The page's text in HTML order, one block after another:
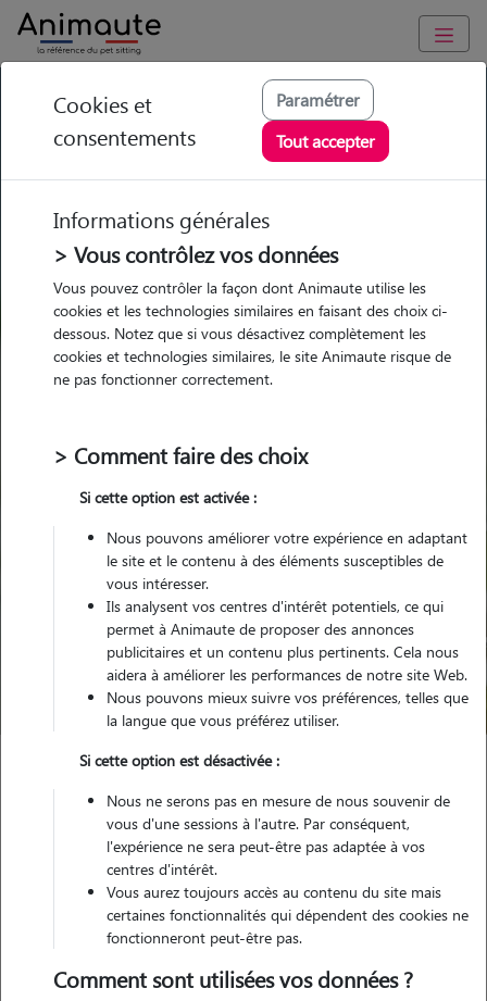
GARDE ANIMAUX à Le Plessis-Bouchard : Garde chien et chat
en famille ou à domicile, visites et promenades
Trouvez une garde animaux à
Le Plessis-Bouchard
Parmi nos 63 pet-sitters à Le
Plessis-Bouchard
Pour quel animal ?
Trouver mon Pet Sitter
Le Plessis-Bouchard
Nos familles d'accueil à Le Plessis-
Bouchard (95130)
Cookies et
consentements
Paramétrer
Tout accepter
Informations générales
> Vous contrôlez vos données
Vous pouvez contrôler la façon dont Animaute utilise les
cookies et les technologies similaires en faisant des choix ci-
dessous. Notez que si vous désactivez complètement les
cookies et technologies similaires, le site Animaute risque de
ne pas fonctionner correctement.
> Comment faire des choix
Si cette option est activée :
Nous pouvons améliorer votre expérience en adaptant
le site et le contenu à des éléments susceptibles de
vous intéresser.
Ils analysent vos centres d'intérêt potentiels, ce qui
permet à Animaute de proposer des annonces
publicitaires et un contenu plus pertinents. Cela nous
aidera à améliorer les performances de notre site Web.
Nous pouvons mieux suivre vos préférences, telles que
la langue que vous préférez utiliser.
Si cette option est désactivée :
Nous ne serons pas en mesure de nous souvenir de
vous d'une sessions à l'autre. Par conséquent,
l'expérience ne sera peut-être pas adaptée à vos
centres d'intérêt.
Vous aurez toujours accès au contenu du site mais
certaines fonctionnalités qui dépendent des cookies ne
fonctionneront peut-être pas.
Comment sont utilisées vos données ?